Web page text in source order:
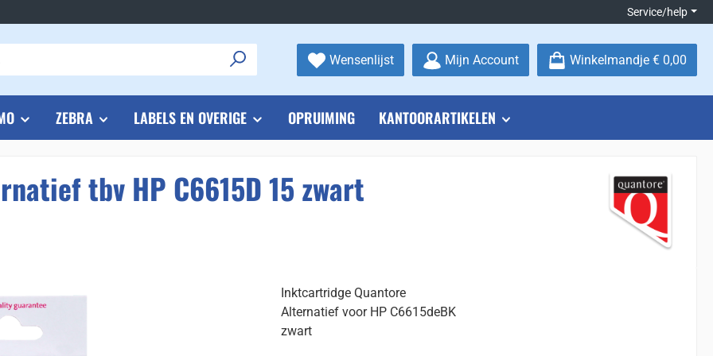
Service/help
WensenlijstJe hebt 0 items op je verlanglijstje
Mijn Account Winkelmandje € 0,00
ZEBRA LABELS EN OVERIGE OPRUIMING KANTOORARTIKELEN
tbv HP C6615D 15 zwart
Inktcartridge Quantore
Alternatief voor HP C6615deBK
zwart